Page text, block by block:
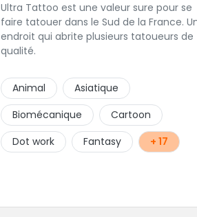
Ultra Tattoo est une valeur sure pour se
faire tatouer dans le Sud de la France.
endroit qui abrite plusieurs tatoueurs de
qualité.
Animal
Asiatique
Biomécanique
Cartoon
Dot work
Fantasy + 17